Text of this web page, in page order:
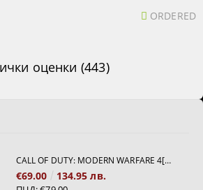
ORDERED
оценки (443)
CALL OF DUTY: MODERN WARFARE 4[PS5]
€69.00 134.95 лв.